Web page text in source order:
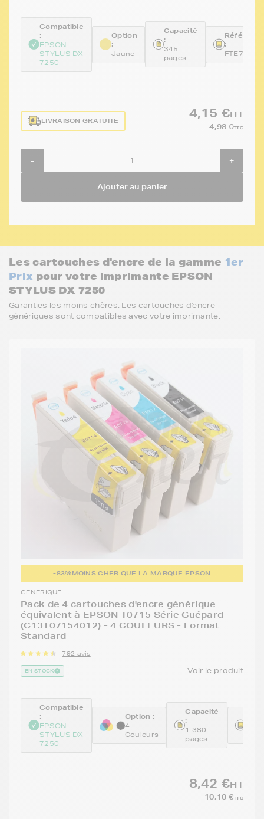
Compatible
:
EPSON
STYLUS DX
7250
Option
:
Jaune
Capacité
:
345
pages
:
FTE714
LIVRAISON GRATUITE
4,15 €HT
4,98 €TTC
- +
Ajouter au panier
Les cartouches d'encre de la gamme 1er
Prix pour votre imprimante EPSON
STYLUS DX 7250
Garanties les moins chères. Les cartouches d'encre
génériques sont compatibles avec votre imprimante.
-83%MOINS CHER QUE LA MARQUE EPSON
GENERIQUE
Pack de 4 cartouches d'encre générique
équivalent à EPSON T0715 Série Guépard
(C13T07154012) - 4 COULEURS - Format
Standard
792 avis
EN STOCK Voir le produit
Compatible
:
EPSON
STYLUS DX
7250
Option :
4
Couleurs
Capacité
:
1 380
pages
8,42 €HT
10,10 €TTC